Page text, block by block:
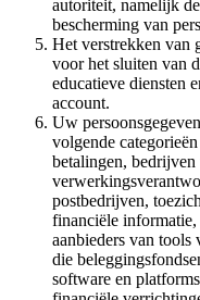
autoriteit, namelijk
bescherming van
Het verstrekken van
voor het sluiten van
educatieve diensten
account.
Uw
volgende
betalingen,
postbedrijven,
financiële informatie,
aanbieders van
die
software en